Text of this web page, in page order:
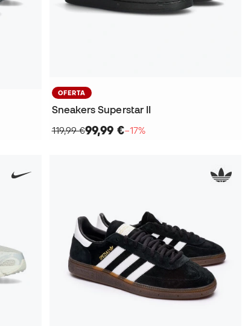
OFERTA
Sneakers Superstar II
119,99 €99,99 €−17%